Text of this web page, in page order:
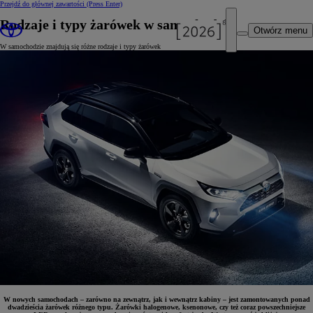
Przejdź do głównej zawartości (Press Enter)
Otwórz menu
Rodzaje i typy żarówek w samochodzie
W samochodzie znajdują się różne rodzaje i typy żarówek
W nowych samochodach – zarówno na zewnątrz, jak i wewnątrz kabiny – jest zamontowanych ponad
dwadzieścia żarówek różnego typu. Żarówki halogenowe, ksenonowe, czy też coraz powszechniejsze